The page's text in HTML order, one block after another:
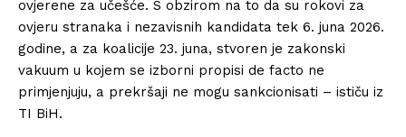
ovjerene za učešće. S obzirom na to da su rokovi za
ovjeru stranaka i nezavisnih kandidata tek 6. juna 2026.
godine, a za koalicije 23. juna, stvoren je zakonski
vakuum u kojem se izborni propisi de facto ne
primjenjuju, a prekršaji ne mogu sankcionisati – ističu iz
TI BiH.